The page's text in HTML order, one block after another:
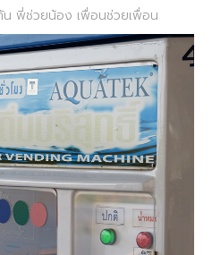
น พี่ช่วยน้อง เพื่อนช่วยเพื่อน